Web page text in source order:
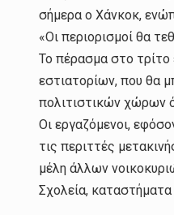
σήμερα ο Χάνκοκ,
«Οι περιορισμοί θα
Το πέρασμα στο
εστιατορίων, που θα
πολιτιστικών χώρων
Οι εργαζόμενοι,
τις περιττές
μέλη άλλων
Σχολεία, καταστήματα